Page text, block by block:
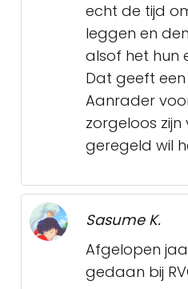
echt de tijd
leggen en
alsof het hun
Dat geeft
Aanrader
zorgeloos zijn
geregeld wil
Sasume K.
Afgelopen
gedaan bij